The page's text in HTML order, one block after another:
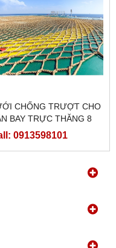
CHỐNG TRƯỢT CHO
BAY TRỰC THĂNG 8
ĐỀU 14X14M, LÀM
MM (LƯỚI SÂN BAY)
0913598101